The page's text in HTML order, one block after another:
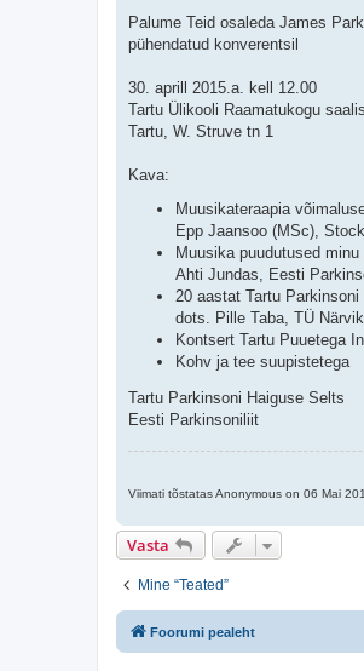
s
i
s
Palume Teid osaleda James
pühendatud konverentsil
30. aprill 2015.a. kell 12.00
Tartu Ülikooli Raamatukogu saalis
Tartu, W. Struve tn 1
Kava:
Muusikateraapia
Epp Jaansoo (MSc),
Muusika puudutused minu
Ahti Jundas, Eesti
20 aastat Tartu
dots. Pille Taba, TÜ
Kontsert Tartu Puuetega
Kohv ja tee suupistetega
Tartu Parkinsoni Haiguse Selts
Eesti Parkinsoniliit
Viimati tõstatas Anonymous on 06 Mai
Vasta
Mine “Teated”
Foorumi pealeht